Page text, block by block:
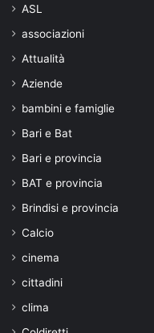
ASL
associazioni
Attualità
Aziende
bambini e famiglie
Bari e Bat
Bari e provincia
BAT e provincia
Brindisi e provincia
Calcio
cinema
cittadini
clima